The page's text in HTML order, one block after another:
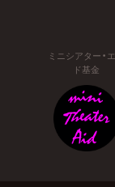
ミニシアター・
ド基金